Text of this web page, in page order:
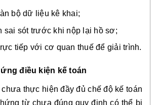
bộ dữ liệu kê khai;
sai sót trước khi nộp lại hồ sơ;
tiếp với cơ quan thuế để giải trình.
điều kiện kế toán
thực hiện đầy đủ chế độ kế toán
từ chưa đúng quy định có thể bị